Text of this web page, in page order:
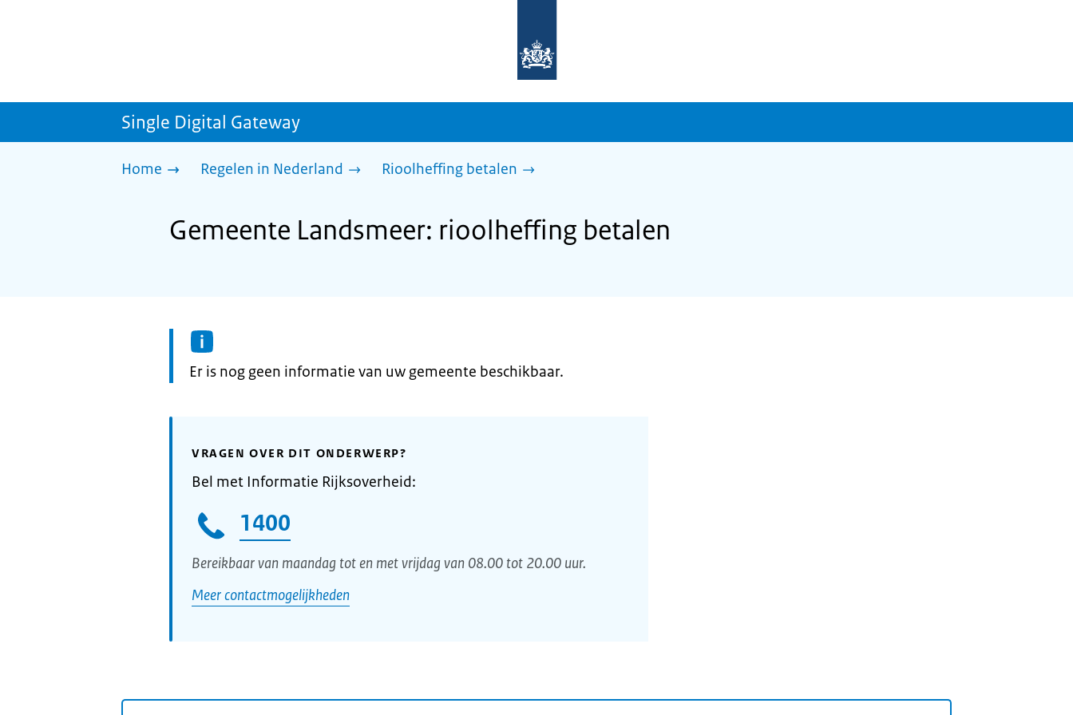
homepage
sdg.rijksoverheid.nl
Single Digital Gateway
Home Regelen in Nederland Rioolheffing betalen
Gemeente Landsmeer: rioolheffing betalen
Informatie:
Er is nog geen informatie van uw gemeente beschikbaar.
VRAGEN OVER DIT ONDERWERP?
Bel met Informatie Rijksoverheid:
1400
Bereikbaar van maandag tot en met vrijdag van 08.00 tot 20.00 uur.
Meer contactmogelijkheden